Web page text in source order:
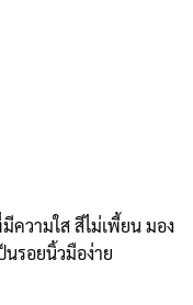
ความใส สีไม่เพี้ยน มอง
รอยนิ้วมือง่าย